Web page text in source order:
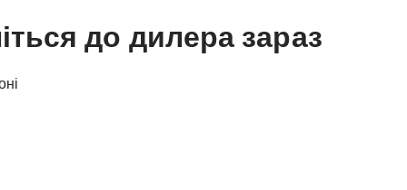
до дилера зараз